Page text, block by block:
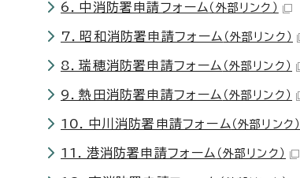
6．中消防署申請フォーム （外部リンク）
7．昭和消防署申請フォーム （外部リンク）
8．瑞穂消防署申請フォーム （外部リンク）
9．熱田消防署申請フォーム （外部リンク）
10．中川消防署申請フォーム （外部リンク）
11．港消防署申請フォーム （外部リンク）